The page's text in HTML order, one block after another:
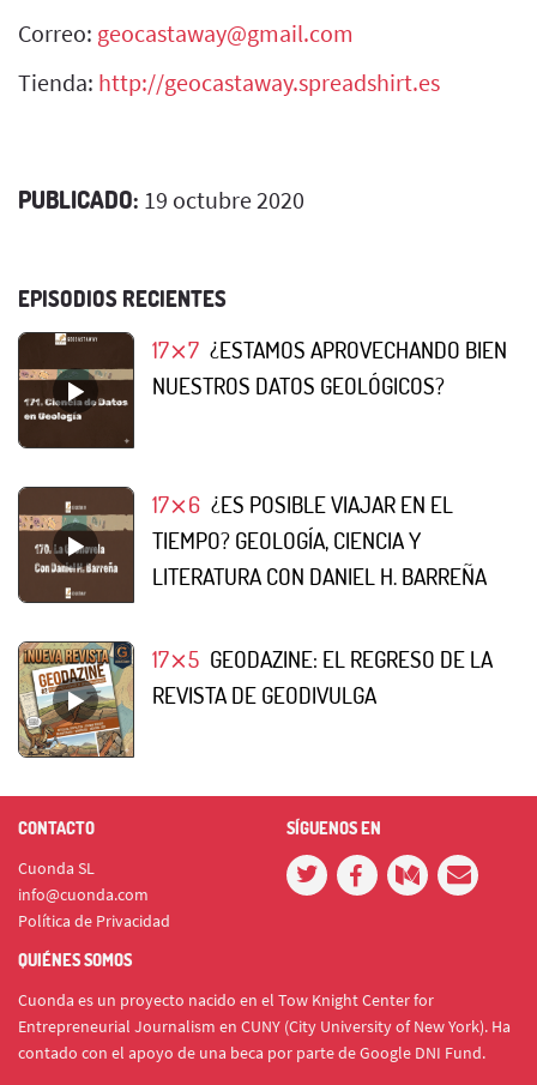
Correo: geocastaway@gmail.com
Tienda: http://geocastaway.spreadshirt.es
PUBLICADO: 19 octubre 2020
EPISODIOS RECIENTES
17⨯7 ¿ESTAMOS APROVECHANDO BIEN
NUESTROS DATOS GEOLÓGICOS?
17⨯6 ¿ES POSIBLE VIAJAR EN EL
TIEMPO? GEOLOGÍA, CIENCIA Y
LITERATURA CON DANIEL H. BARREÑA
17⨯5 GEODAZINE: EL REGRESO DE LA
REVISTA DE GEODIVULGA
CONTACTO
Cuonda SL
info@cuonda.com
Política de Privacidad
SÍGUENOS EN
QUIÉNES SOMOS
Cuonda es un proyecto nacido en el Tow Knight Center for
Entrepreneurial Journalism en CUNY (City University of New York). Ha
contado con el apoyo de una beca por parte de Google DNI Fund.